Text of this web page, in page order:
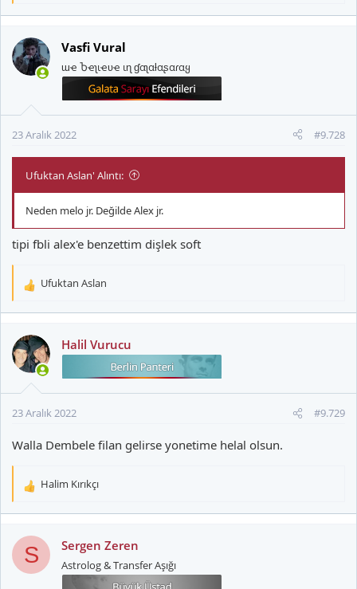
k
i
l
Vasfi Vural
ɯҽ Ⴆҽʅιҽʋҽ ιɳ ɠαʅαƚαʂαɾαყ
23 Aralık 2022 #9.728
Ufuktan Aslan' Alıntı:
Neden melo jr. Değilde Alex jr.
tipi fbli alex'e benzettim dişlek soft
T
k
i
l
:
Ufuktan Aslan
Halil Vurucu
23 Aralık 2022 #9.729
Walla Dembele filan gelirse yonetime helal olsun.
T
k
l
Halim Kırıkçı
S Sergen Zeren
Astrolog & Transfer Aşığı